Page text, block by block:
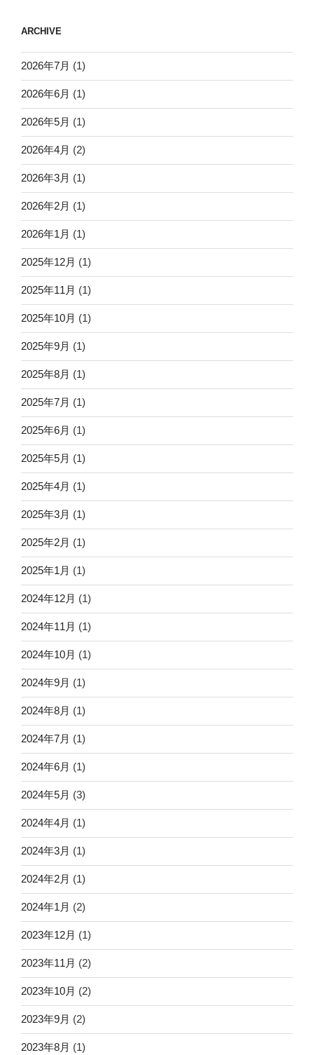
ARCHIVE
2026年7月 (1)
2026年6月 (1)
2026年5月 (1)
2026年4月 (2)
2026年3月 (1)
2026年2月 (1)
2026年1月 (1)
2025年12月 (1)
2025年11月 (1)
2025年10月 (1)
2025年9月 (1)
2025年8月 (1)
2025年7月 (1)
2025年6月 (1)
2025年5月 (1)
2025年4月 (1)
2025年3月 (1)
2025年2月 (1)
2025年1月 (1)
2024年12月 (1)
2024年11月 (1)
2024年10月 (1)
2024年9月 (1)
2024年8月 (1)
2024年7月 (1)
2024年6月 (1)
2024年5月 (3)
2024年4月 (1)
2024年3月 (1)
2024年2月 (1)
2024年1月 (2)
2023年12月 (1)
2023年11月 (2)
2023年10月 (2)
2023年9月 (2)
2023年8月 (1)